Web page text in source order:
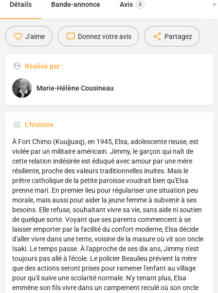
Détails Bande-annonce Avis 0
J'aime Donnez votre avis Partagez
Réalisé par :
Marie-Hélène Cousineau
L'histoire
À Fort Chimo (Kuujjuaq), en 1945, Elsa, adolescente rieuse, est
violée par un militaire américain. Jimmy, le garçon qui naît de
cette relation indésirée est éduqué avec amour par une mère
résiliente, proche des valeurs traditionnelles inuites. Mais le
prêtre catholique de la petite paroisse voudrait bien qu'Elsa
prenne mari. En premier lieu pour régulariser une situation peu
morale, mais aussi pour aider la jeune femme à subvenir à ses
besoins. Elle refuse, souhaitant vivre sa vie, sans aide ni soutien
de quelque sorte. Voyant que ses parents commencent à se
laisser emporter par la facilité du confort moderne, Elsa décide
d'aller vivre dans une tente, voisine de la masure où vit son oncle
Isaki. Le temps passe. À l'approche de ses dix ans, Jimmy n'est
toujours pas allé à l'école. Le policier Beaulieu prévient la mère
que des actions seront prises pour ramener l'enfant au village
pour qu'il suive une scolarité normale. N'y tenant plus, Elsa
emmène son fils vivre dans un campement reculé où son oncle